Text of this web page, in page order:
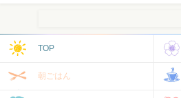
TOP
朝ごはん